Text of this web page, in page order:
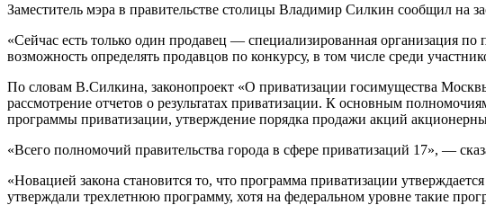
Заместитель мэра в правительстве столицы Владимир Силкин сообщил на
«Сейчас есть только один продавец — специализированная организация
возможность определять продавцов по конкурсу, в том числе среди
По словам В.Силкина, законопроект «О приватизации госимущества
рассмотрение отчетов о результатах приватизации. К основным
программы приватизации, утверждение порядка продажи акций
«Всего полномочий правительства города в сфере приватизаций 17», —
«Новацией закона становится то, что программа приватизации
утверждали трехлетнюю программу, хотя на федеральном уровне такие